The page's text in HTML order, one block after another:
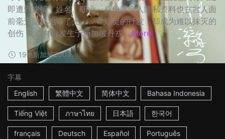
即遭到逮捕，姓名、职业、身份等个人隐私资料也在世人面
前毫无隐私地曝了光…… ☆短促的抒发，却成为难以抹灭的
创伤 ☆取材自发生于新加坡丹戎... More
19m新加坡2009
字幕
English
繁體中文 简体中文 Bahasa Indonesia
Tiếng Việt ภาษาไทย 日本語 한국어
français Deutsch Español Português